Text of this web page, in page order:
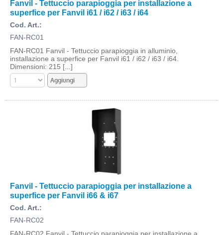
Fanvil - Tettuccio parapioggia per installazione a
superfice per Fanvil i61 / i62 / i63 / i64
Cod. Art.:
FAN-RC01
FAN-RC01 Fanvil - Tettuccio parapioggia in alluminio,
installazione a superfice per Fanvil i61 / i62 / i63 / i64.
Dimensioni: 215 [...]
Fanvil - Tettuccio parapioggia per installazione a
superfice per Fanvil i66 & i67
Cod. Art.:
FAN-RC02